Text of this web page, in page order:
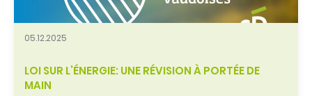
05.12.2025
LOI SUR L’ÉNERGIE: UNE RÉVISION À PORTÉE DE
MAIN